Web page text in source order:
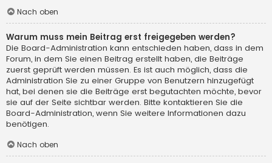
Nach oben
Warum muss mein Beitrag erst freigegeben werden?
Die Board-Administration kann entschieden haben, dass in dem
Forum, in dem Sie einen Beitrag erstellt haben, die Beiträge
zuerst geprüft werden müssen. Es ist auch möglich, dass die
Administration Sie zu einer Gruppe von Benutzern hinzugefügt
hat, bei denen sie die Beiträge erst begutachten möchte, bevor
sie auf der Seite sichtbar werden. Bitte kontaktieren Sie die
Board-Administration, wenn Sie weitere Informationen dazu
benötigen.
Nach oben